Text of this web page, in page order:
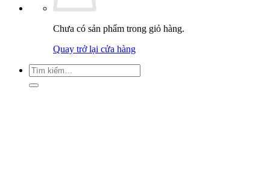
Chưa có sản phẩm trong giỏ hàng.
Quay trở lại cửa hàng
Tìm
kiếm: